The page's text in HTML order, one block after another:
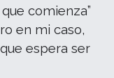
comienza”
en mi caso,
espera ser